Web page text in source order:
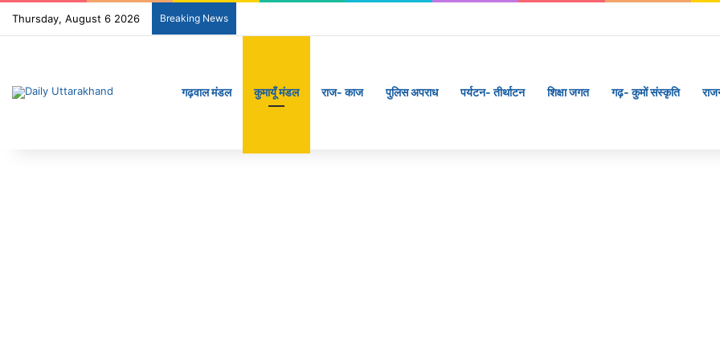
Thursday, August 6 2026 Breaking News
गढ़वाल मंडल कुमायूँ मंडल राज- काज पुलिस अपराध पर्यटन- तीर्थाटन शिक्षा जगत गढ़- कुमों संस्कृति